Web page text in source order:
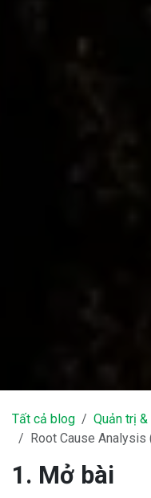
Tất cả blog
Quản trị &
Root Cause Analysis
1. Mở bài